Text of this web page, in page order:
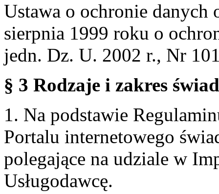
Ustawa o ochronie danych
sierpnia 1999 roku o
jedn. Dz. U. 2002 r., Nr
§ 3 Rodzaje i zakres
1. Na podstawie
Portalu internetowego
polegające na udziale w
Usługodawcę.